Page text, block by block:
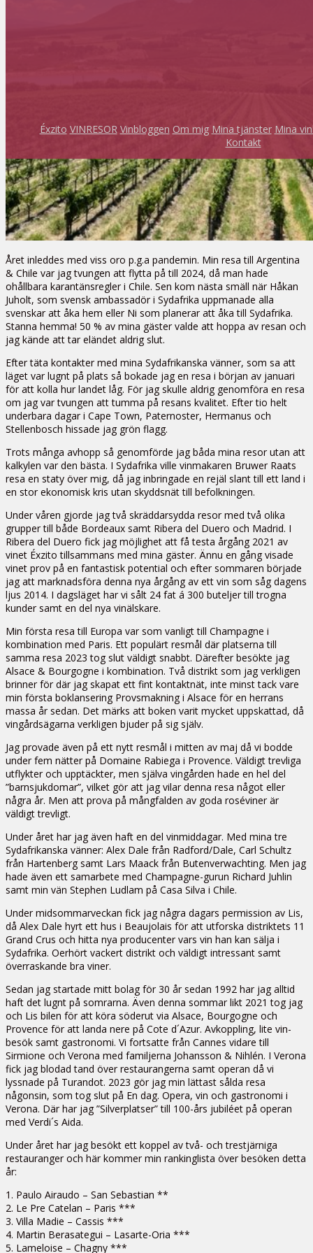
Éxzito VINRESOR Vinbloggen Om mig Mina tjänster Mina
Kontakt
Året inleddes med viss oro p.g.a pandemin. Min resa till Argentina
& Chile var jag tvungen att flytta på till 2024, då man hade
ohållbara karantänsregler i Chile. Sen kom nästa smäll när Håkan
Juholt, som svensk ambassadör i Sydafrika uppmanade alla
svenskar att åka hem eller Ni som planerar att åka till Sydafrika.
Stanna hemma! 50 % av mina gäster valde att hoppa av resan och
jag kände att tar eländet aldrig slut.
Efter täta kontakter med mina Sydafrikanska vänner, som sa att
läget var lugnt på plats så bokade jag en resa i början av januari
för att kolla hur landet låg. För jag skulle aldrig genomföra en resa
om jag var tvungen att tumma på resans kvalitet. Efter tio helt
underbara dagar i Cape Town, Paternoster, Hermanus och
Stellenbosch hissade jag grön flagg.
Trots många avhopp så genomförde jag båda mina resor utan att
kalkylen var den bästa. I Sydafrika ville vinmakaren Bruwer Raats
resa en staty över mig, då jag inbringade en rejäl slant till ett land i
en stor ekonomisk kris utan skyddsnät till befolkningen.
Under våren gjorde jag två skräddarsydda resor med två olika
grupper till både Bordeaux samt Ribera del Duero och Madrid. I
Ribera del Duero fick jag möjlighet att få testa årgång 2021 av
vinet Éxzito tillsammans med mina gäster. Ännu en gång visade
vinet prov på en fantastisk potential och efter sommaren började
jag att marknadsföra denna nya årgång av ett vin som såg dagens
ljus 2014. I dagsläget har vi sålt 24 fat á 300 buteljer till trogna
kunder samt en del nya vinälskare.
Min första resa till Europa var som vanligt till Champagne i
kombination med Paris. Ett populärt resmål där platserna till
samma resa 2023 tog slut väldigt snabbt. Därefter besökte jag
Alsace & Bourgogne i kombination. Två distrikt som jag verkligen
brinner för där jag skapat ett fint kontaktnät, inte minst tack vare
min första boklansering Provsmakning i Alsace för en herrans
massa år sedan. Det märks att boken varit mycket uppskattad, då
vingårdsägarna verkligen bjuder på sig själv.
Jag provade även på ett nytt resmål i mitten av maj då vi bodde
under fem nätter på Domaine Rabiega i Provence. Väldigt trevliga
utflykter och upptäckter, men själva vingården hade en hel del
”barnsjukdomar”, vilket gör att jag vilar denna resa något eller
några år. Men att prova på mångfalden av goda roséviner är
väldigt trevligt.
Under året har jag även haft en del vinmiddagar. Med mina tre
Sydafrikanska vänner: Alex Dale från Radford/Dale, Carl Schultz
från Hartenberg samt Lars Maack från Butenverwachting. Men jag
hade även ett samarbete med Champagne-gurun Richard Juhlin
samt min vän Stephen Ludlam på Casa Silva i Chile.
Under midsommarveckan fick jag några dagars permission av Lis,
då Alex Dale hyrt ett hus i Beaujolais för att utforska distriktets 11
Grand Crus och hitta nya producenter vars vin han kan sälja i
Sydafrika. Oerhört vackert distrikt och väldigt intressant samt
överraskande bra viner.
Sedan jag startade mitt bolag för 30 år sedan 1992 har jag alltid
haft det lugnt på somrarna. Även denna sommar likt 2021 tog jag
och Lis bilen för att köra söderut via Alsace, Bourgogne och
Provence för att landa nere på Cote d´Azur. Avkoppling, lite vin-
besök samt gastronomi. Vi fortsatte från Cannes vidare till
Sirmione och Verona med familjerna Johansson & Nihlén. I Verona
fick jag blodad tand över restaurangerna samt operan då vi
lyssnade på Turandot. 2023 gör jag min lättast sålda resa
någonsin, som tog slut på En dag. Opera, vin och gastronomi i
Verona. Där har jag ”Silverplatser” till 100-års jubiléet på operan
med Verdi´s Aida.
Under året har jag besökt ett koppel av två- och trestjärniga
restauranger och här kommer min rankinglista över besöken detta
år:
1. Paulo Airaudo – San Sebastian **
2. Le Pre Catelan – Paris ***
3. Villa Madie – Cassis ***
4. Martin Berasategui – Lasarte-Oria ***
5. Lameloise – Chagny ***